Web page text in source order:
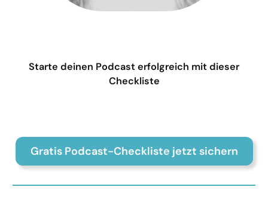
Starte deinen Podcast erfolgreich mit dieser
Checkliste
Gratis Podcast-Checkliste jetzt sichern